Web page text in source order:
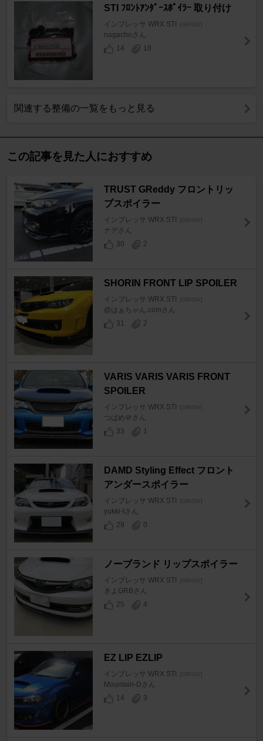
STI ﾌﾛﾝﾄｱﾝﾀﾞｰｽﾎﾟｲﾗｰ 取り付け
インプレッサ WRX STI [GR/GV]
nagachoさん
14
18
関連する整備の一覧をもっと見る
この記事を見た人におすすめ
TRUST GReddy フロントリッ
プスポイラー
インプレッサ WRX STI [GR/GV]
ナデさん
30
2
SHORIN FRONT LIP SPOILER
インプレッサ WRX STI [GR/GV]
@はぁちゃん.comさん
31
2
VARIS VARIS VARIS FRONT
SPOILER
インプレッサ WRX STI [GR/GV]
つばめ＠さん
33
1
DAMD Styling Effect フロント
アンダースポイラー
インプレッサ WRX STI [GR/GV]
yukki-tさん
29
0
ノーブランド リップスポイラー
インプレッサ WRX STI [GR/GV]
きよGRBさん
25
4
EZ LIP EZLIP
インプレッサ WRX STI [GR/GV]
Mountain-Dさん
14
3